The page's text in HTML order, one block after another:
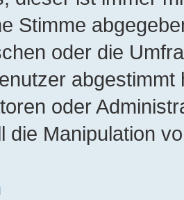
Stimme
oder die
oder
die Manipulation